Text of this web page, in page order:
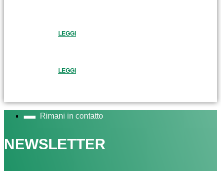
LEGGI
LEGGI
Rimani in contatto
NEWSLETTER